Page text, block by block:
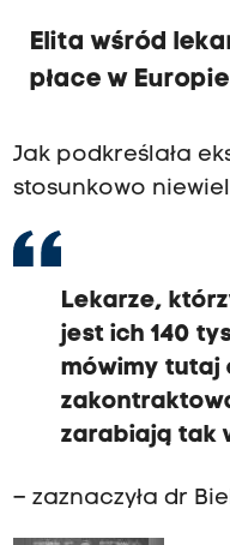
Elita wśród
płace w Europie
Jak podkreślała
stosunkowo
Lekarze,
jest ich 140
mówimy tutaj
zarabiają tak
– zaznaczyła dr